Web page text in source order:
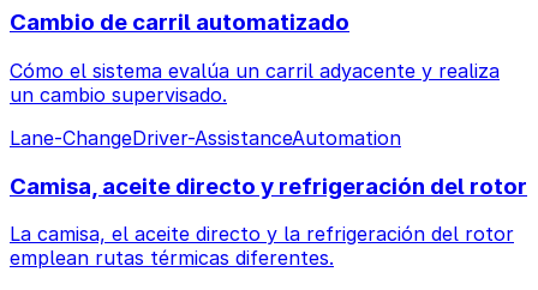
Cambio de carril automatizado
Cómo el sistema evalúa un carril adyacente y realiza
un cambio supervisado.
Lane-ChangeDriver-AssistanceAutomation
Camisa, aceite directo y refrigeración del rotor
La camisa, el aceite directo y la refrigeración del rotor
emplean rutas térmicas diferentes.